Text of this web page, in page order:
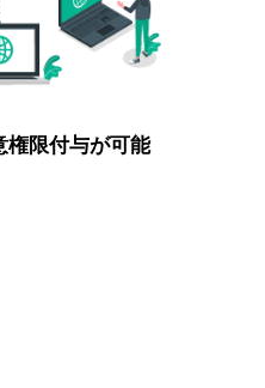
権限付与が可能